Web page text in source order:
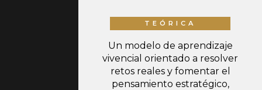
TEÓRICA
Un modelo de aprendizaje
vivencial orientado a resolver
retos reales y fomentar el
pensamiento estratégico,